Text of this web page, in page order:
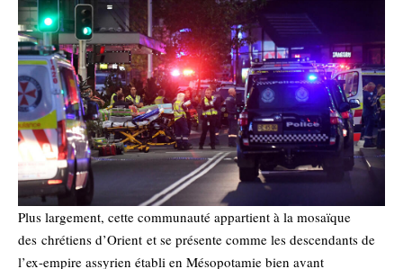
Plus largement, cette communauté appartient à la mosaïque
des chrétiens d’Orient et se présente comme les descendants de
l’ex-empire assyrien établi en Mésopotamie bien avant